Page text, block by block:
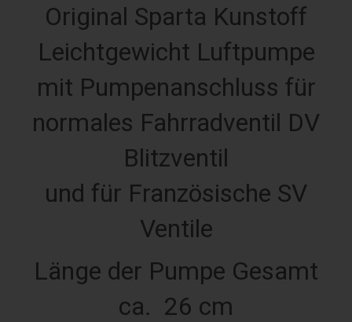
Original Sparta Kunstoff
Leichtgewicht Luftpumpe
mit Pumpenanschluss für
normales Fahrradventil DV
Blitzventil
und für Französische SV
Ventile
Länge der Pumpe Gesamt
ca. 26 cm